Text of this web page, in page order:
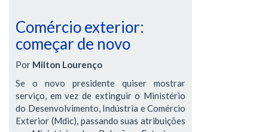
Comércio exterior:
começar de novo
Por Milton Lourenço
Se o novo presidente quiser mostrar
serviço, em vez de extinguir o Ministério
do Desenvolvimento, Indústria e Comércio
Exterior (Mdic), passando suas atribuições